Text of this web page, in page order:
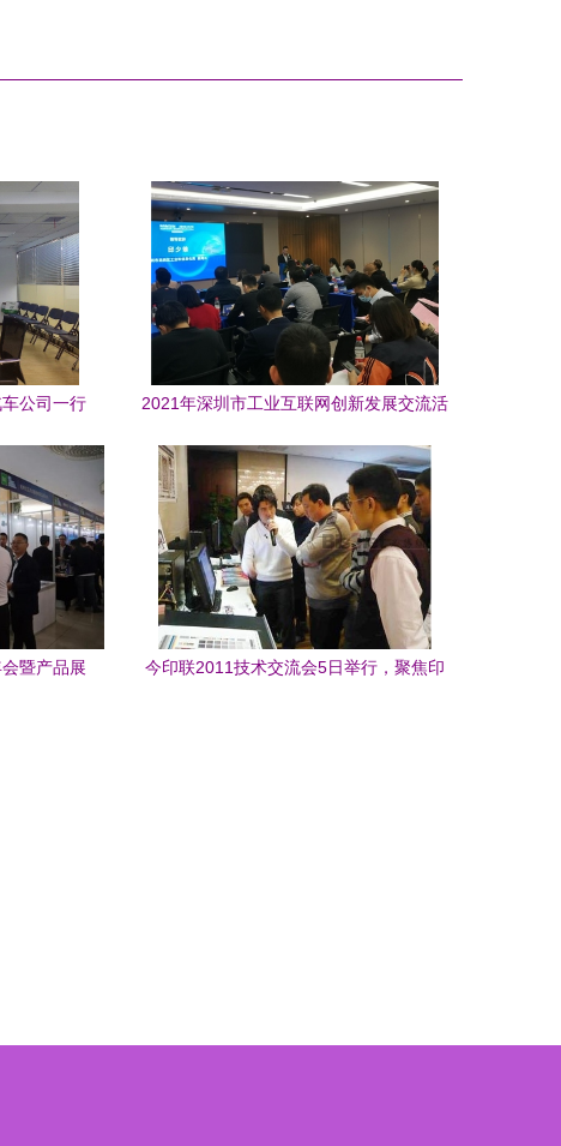
公司一行
2021年深圳市工业互联网创新发展交流活
暨产品展
今印联2011技术交流会5日举行，聚焦印